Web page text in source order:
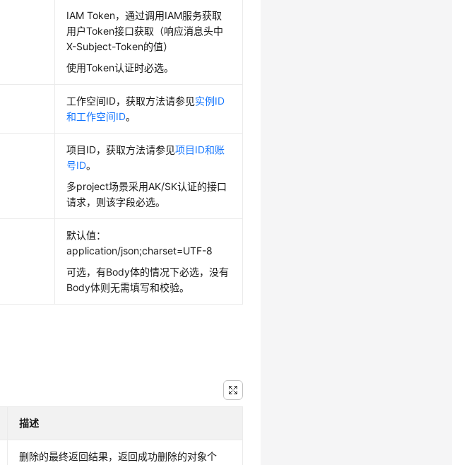
IAM Token，通过调用IAM服务获取
用户Token接口获取（响应消息头中
X-Subject-Token的值）
使用Token认证时必选。
工作空间ID，获取方法请参见实例ID
和工作空间ID。
项目ID，获取方法请参见项目ID和账
号ID。
多project场景采用AK/SK认证的接口
请求，则该字段必选。
默认值：
application/json;charset=UTF-8
可选，有Body体的情况下必选，没有
Body体则无需填写和校验。
描述
删除的最终返回结果，返回成功删除的对象个